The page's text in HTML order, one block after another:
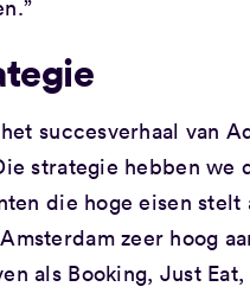
succesverhaal van
strategie hebben
die hoge eisen stelt
zeer hoog
als Booking, Just